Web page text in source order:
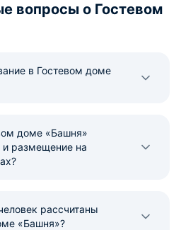
вопросы о Гостевом
в Гостевом доме
доме «Башня»
размещение на
рассчитаны
«Башня»?